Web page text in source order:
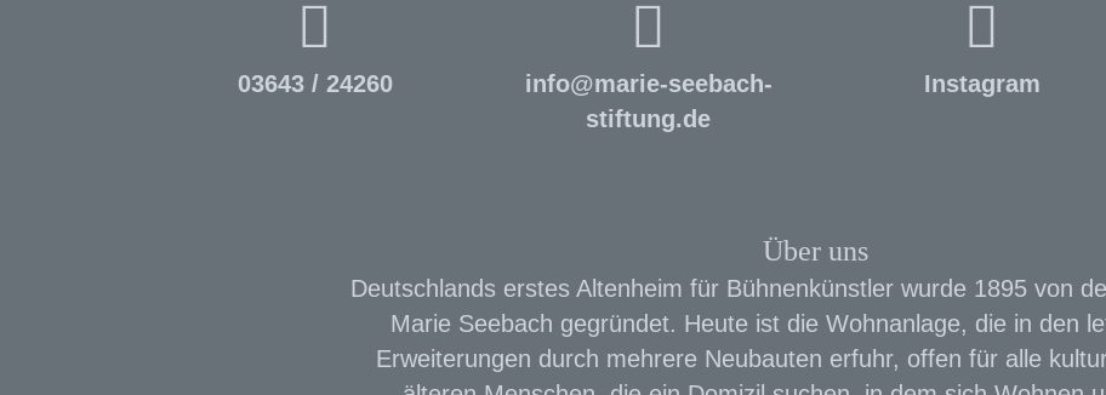
03643 / 24260 info@marie-seebach-
stiftung.de
Instagram
Über uns
Deutschlands erstes Altenheim für Bühnenkünstler wurde 1895 von
Marie Seebach gegründet. Heute ist die Wohnanlage, die in den
Erweiterungen durch mehrere Neubauten erfuhr, offen für alle